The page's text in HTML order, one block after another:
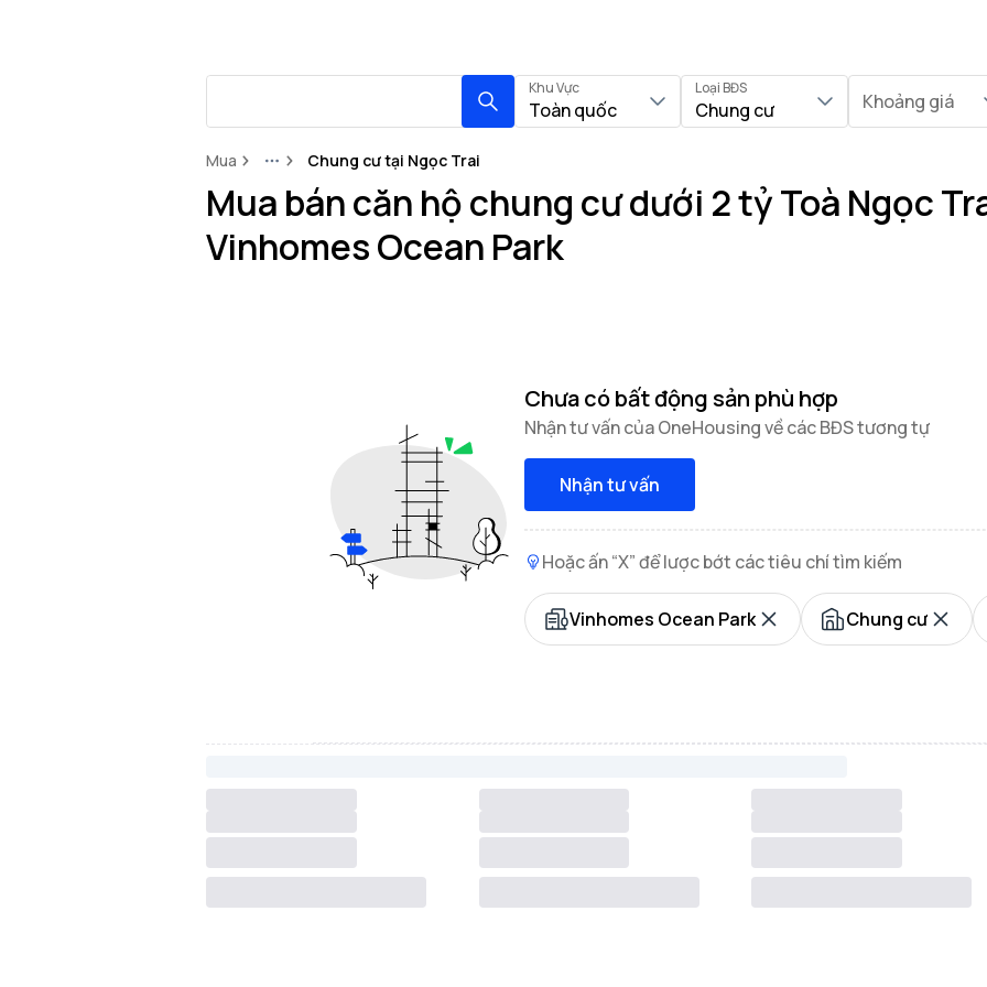
Khu Vực
Toàn quốc
Loại BĐS
Chung cư Khoảng giá
Mua MoreChung cư tại Ngọc Trai
Mua bán căn hộ chung cư dưới 2 tỷ Toà Ngọc
Vinhomes Ocean Park
Chưa có bất động sản phù hợp
Nhận tư vấn của OneHousing về các BĐS tương tự
Nhận tư vấn
Hoặc ấn “X” để lược bớt các tiêu chí tìm kiếm
Vinhomes Ocean Park Chung cư